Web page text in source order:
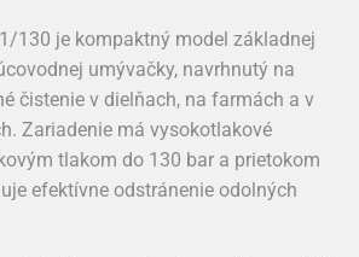
130 je kompaktný model základnej
umývačky, navrhnutý na
čistenie v dielňach, na farmách a v
Zariadenie má vysokotlakové
tlakom do 130 bar a prietokom
efektívne odstránenie odolných